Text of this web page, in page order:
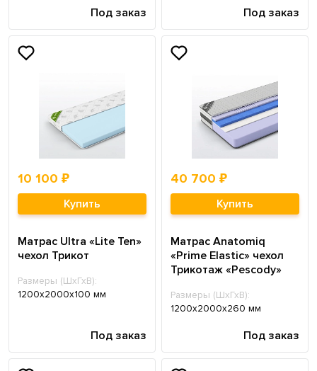
Под заказ Под заказ
10 100 ₽
Купить
Матрас Ultra «Lite Ten»
чехол Трикот
Размеры (ШхГхВ):
1200х2000х100 мм
Под заказ
40 700 ₽
Купить
Матрас Anatomiq
«Prime Elastic» чехол
Трикотаж «Pescody»
Размеры (ШхГхВ):
1200х2000х260 мм
Под заказ